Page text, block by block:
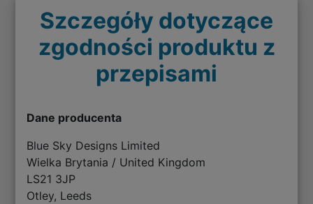
Szczegóły dotyczące
zgodności produktu z
przepisami
Dane producenta
Blue Sky Designs Limited
Wielka Brytania / United Kingdom
LS21 3JP
Otley, Leeds